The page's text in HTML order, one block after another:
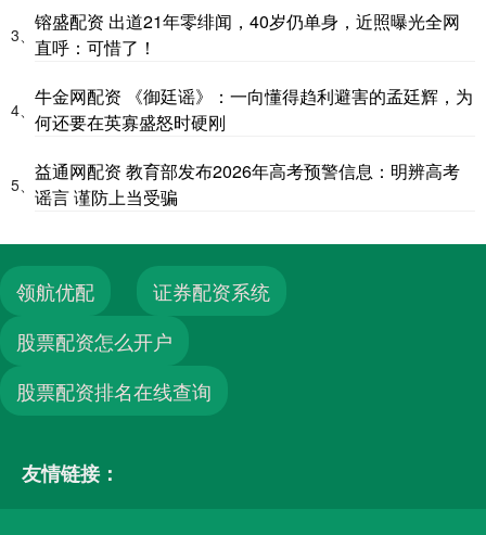
3、
镕盛配资 出道21年零绯闻，40岁仍单身，近照曝光全网
直呼：可惜了！
4、
牛金网配资 《御廷谣》：一向懂得趋利避害的孟廷辉，为
何还要在英寡盛怒时硬刚
5、
益通网配资 教育部发布2026年高考预警信息：明辨高考
谣言 谨防上当受骗
领航优配
证券配资系统
股票配资怎么开户
股票配资排名在线查询
友情链接：